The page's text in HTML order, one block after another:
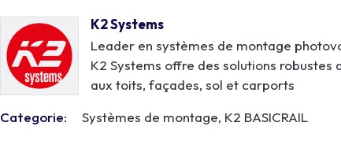
K2 Systems
Leader en systèmes de montage
K2 Systems offre des solutions robustes
aux toits, façades, sol et carports
Categorie:
Systèmes de montage, K2 BASICRAIL